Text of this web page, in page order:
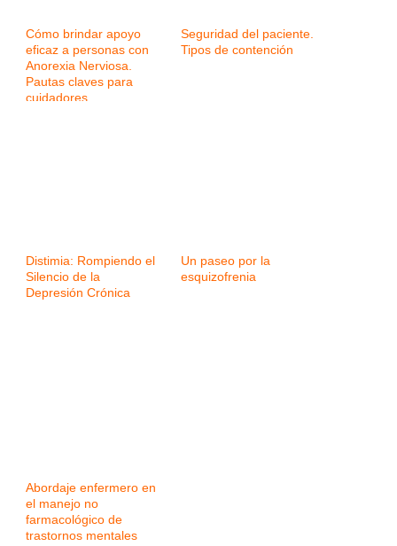
Cómo brindar apoyo
eficaz a personas con
Anorexia Nerviosa.
Pautas claves para
cuidadores
Seguridad del paciente.
Tipos de contención
Distimia: Rompiendo el
Silencio de la
Depresión Crónica
Un paseo por la
esquizofrenia
Abordaje enfermero en
el manejo no
farmacológico de
trastornos mentales